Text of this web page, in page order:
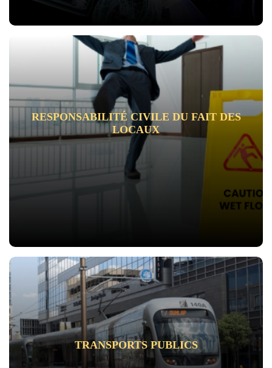
RESPONSABILITÉ CIVILE DU FAIT DES
LOCAUX
TRANSPORTS PUBLICS